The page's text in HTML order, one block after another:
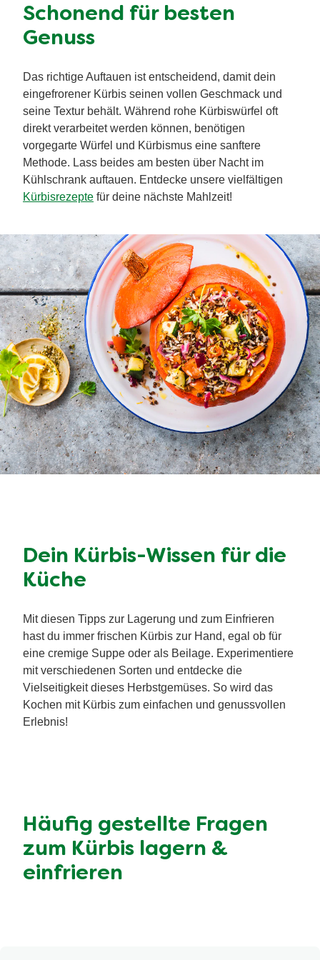
Schonend für besten
Genuss
Das richtige Auftauen ist entscheidend, damit dein
eingefrorener Kürbis seinen vollen Geschmack und
seine Textur behält. Während rohe Kürbiswürfel oft
direkt verarbeitet werden können, benötigen
vorgegarte Würfel und Kürbismus eine sanftere
Methode. Lass beides am besten über Nacht im
Kühlschrank auftauen. Entdecke unsere vielfältigen
Kürbisrezepte für deine nächste Mahlzeit!
Dein Kürbis-Wissen für die
Küche
Mit diesen Tipps zur Lagerung und zum Einfrieren
hast du immer frischen Kürbis zur Hand, egal ob für
eine cremige Suppe oder als Beilage. Experimentiere
mit verschiedenen Sorten und entdecke die
Vielseitigkeit dieses Herbstgemüses. So wird das
Kochen mit Kürbis zum einfachen und genussvollen
Erlebnis!
Häufig gestellte Fragen
zum Kürbis lagern &
einfrieren